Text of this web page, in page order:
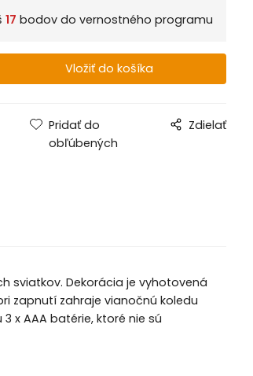
17 bodov do vernostného programu
Pridať do
obľúbených
Zdielať
sviatkov. Dekorácia je vyhotovená
zapnutí zahraje vianočnú koledu
x AAA batérie, ktoré nie sú